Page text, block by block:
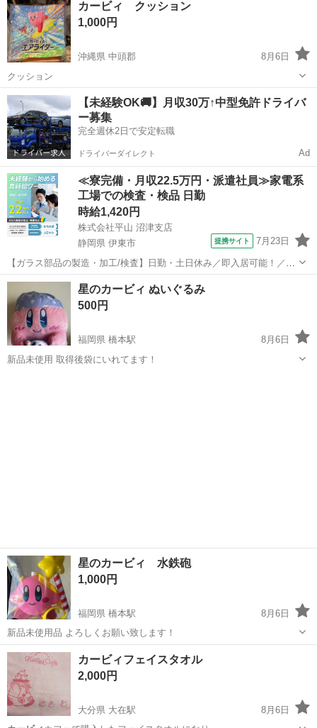
カービィ クッション
1,000円
沖縄県 中頭郡
8月6日
クッション
沖縄 中頭郡 おもちゃ カービィ
【未経験OK🚚】月収30万↑中型免許ドライバ
ー募集
完全週休2日で安定転職
ドライバーダイレクト Ad
≪寮完備・月収22.5万円・派遣社員≫家電系
工場での検査・検品 日勤
時給1,420円
株式会社平山 沼津支店
静岡県 伊東市
提携サイト 7月23日
【ガラス部品の製造・加工/検査】日勤・土日休み／即入居可能！／伊
豆でのんびりライフ♪ ガラス部品の製造・加工/検査 【株式会社平山で
の正社員採用（無期雇用派遣）となります】 「2人で同じ職場で働き
たい」 「仕事も休みも一...
静岡 伊東市
星のカービィ ぬいぐるみ
500円
福岡県 橋本駅
8月6日
新品未使用 取得後袋にいれてます！
星のカービィ 水鉄砲
1,000円
福岡県 橋本駅
8月6日
新品未使用品 よろしくお願い致します！
福岡 福岡市 橋本駅 その他
カービィフェイスタオル
2,000円
大分県 大在駅
8月6日